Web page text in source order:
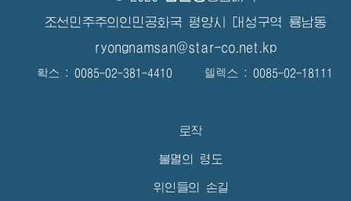
조선민주주의인민공화국 평양시 대성구역 룡남동
ryongnamsan@star-co.net.kp
확스 : 0085-02-381-4410 텔렉스 : 0085-02-18111
로작
불멸의 령도
위인들의 손길